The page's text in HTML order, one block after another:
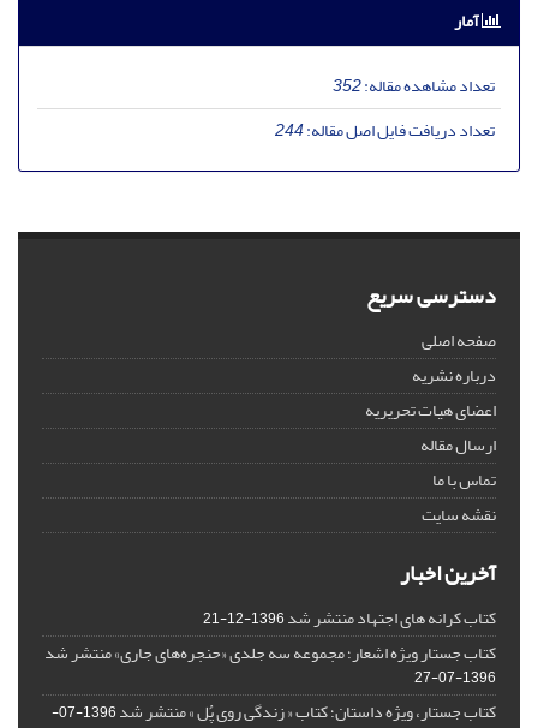
آمار
تعداد مشاهده مقاله:352
تعداد دریافت فایل اصل مقاله:244
دسترسی سریع
صفحه اصلی
درباره نشریه
اعضای هیات تحریریه
ارسال مقاله
تماس با ما
نقشه سایت
آخرین اخبار
کتاب کرانه های اجتهاد منتشر شد1396-12-21
کتاب جستار ویژه اشعار؛ مجموعه سه جلدی «حنجره‌های جاری» منتشر شد
1396-07-27
کتاب جستار، ویژه داستان؛ کتاب « زندگی روی پُل » منتشر شد
1396-07-